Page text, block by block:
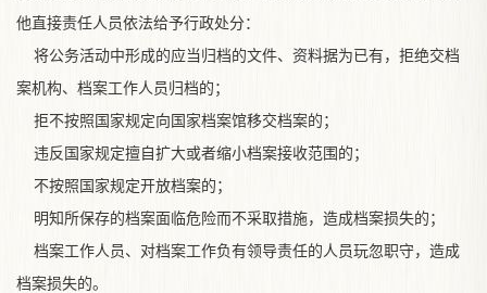
他直接责任人员依法给予行政处分：
将公务活动中形成的应当归档的文件、资料据为已有，拒绝交档
案机构、档案工作人员归档的；
拒不按照国家规定向国家档案馆移交档案的；
违反国家规定擅自扩大或者缩小档案接收范围的；
不按照国家规定开放档案的；
明知所保存的档案面临危险而不采取措施，造成档案损失的；
档案工作人员、对档案工作负有领导责任的人员玩忽职守，造成
档案损失的。